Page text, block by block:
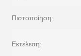
Πιστοποίηση:
Εκτέλεση: